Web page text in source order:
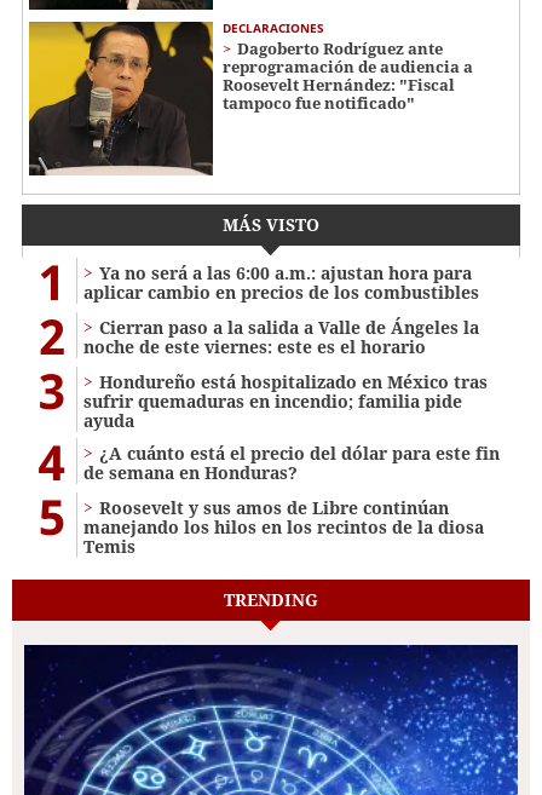
DECLARACIONES
Dagoberto Rodríguez ante
reprogramación de audiencia a
Roosevelt Hernández: "Fiscal
tampoco fue notificado"
MÁS VISTO
1
Ya no será a las 6:00 a.m.: ajustan hora para
aplicar cambio en precios de los combustibles
2
Cierran paso a la salida a Valle de Ángeles la
noche de este viernes: este es el horario
3
Hondureño está hospitalizado en México tras
sufrir quemaduras en incendio; familia pide
ayuda
4
¿A cuánto está el precio del dólar para este fin
de semana en Honduras?
5
Roosevelt y sus amos de Libre continúan
manejando los hilos en los recintos de la diosa
Temis
TRENDING